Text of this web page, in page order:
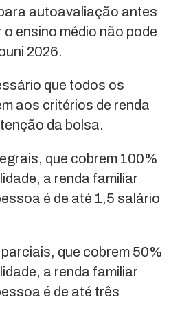
autoavaliação antes
ensino médio não pode
2026.
que todos os
aos critérios de renda
da bolsa.
que cobrem 100%
a renda familiar
é de até 1,5 salário
que cobrem 50%
a renda familiar
é de até três